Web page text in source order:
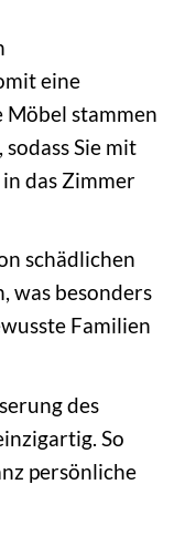
eine
stammen
Sie mit
das Zimmer
schädlichen
was besonders
Familien
des
So
persönliche